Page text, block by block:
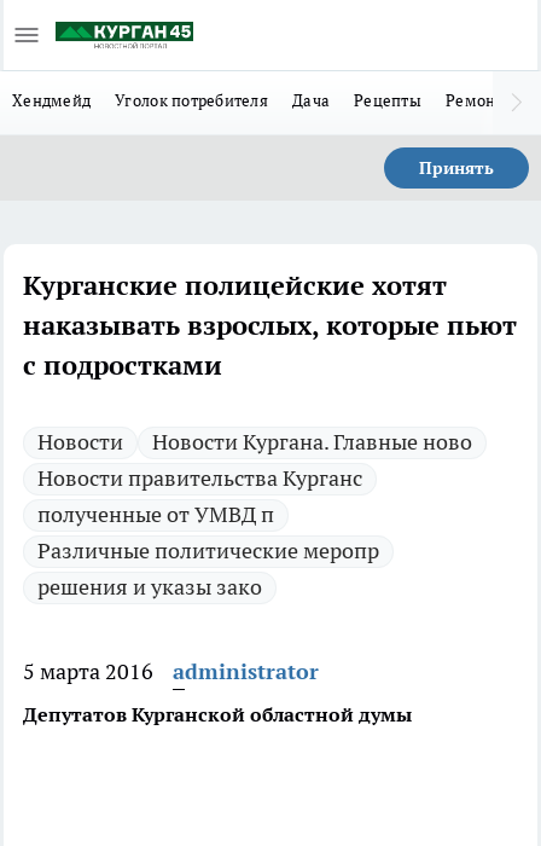
Хендмейд Уголок потребителя Дача Рецепты Ремонт
Принять
Курганские полицейские хотят
наказывать взрослых, которые пьют
с подростками
Новости
Новости Кургана. Главные ново
Новости правительства Курганс
полученные от УМВД п
Различные политические меропр
решения и указы зако
5 марта 2016 administrator
Депутатов Курганской областной думы